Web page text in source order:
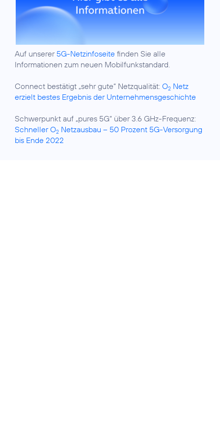
Auf unserer 5G-Netzinfoseite finden Sie alle
Informationen zum neuen Mobilfunkstandard.
Connect bestätigt „sehr gute“ Netzqualität: O2 Netz
erzielt bestes Ergebnis der Unternehmensgeschichte
Schwerpunkt auf „pures 5G“ über 3.6 GHz-Frequenz:
Schneller O2 Netzausbau – 50 Prozent 5G-Versorgung
bis Ende 2022